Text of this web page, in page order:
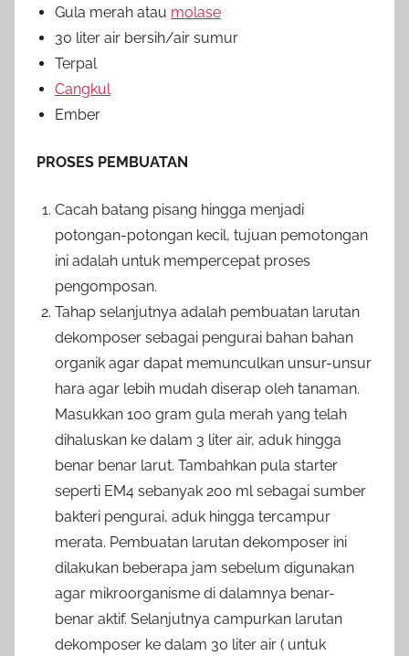
Gula merah atau molase
30 liter air bersih/air sumur
Terpal
Cangkul
Ember
PROSES PEMBUATAN
Cacah batang pisang hingga menjadi
potongan-potongan kecil, tujuan pemotongan
ini adalah untuk mempercepat proses
pengomposan.
Tahap selanjutnya adalah pembuatan larutan
dekomposer sebagai pengurai bahan bahan
organik agar dapat memunculkan unsur-unsur
hara agar lebih mudah diserap oleh tanaman.
Masukkan 100 gram gula merah yang telah
dihaluskan ke dalam 3 liter air, aduk hingga
benar benar larut. Tambahkan pula starter
seperti EM4 sebanyak 200 ml sebagai sumber
bakteri pengurai, aduk hingga tercampur
merata. Pembuatan larutan dekomposer ini
dilakukan beberapa jam sebelum digunakan
agar mikroorganisme di dalamnya benar-
benar aktif. Selanjutnya campurkan larutan
dekomposer ke dalam 30 liter air ( untuk